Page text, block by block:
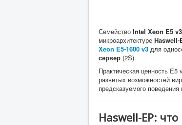
Семейство Intel Xeon E5 v3
микроархитектуре Haswell-
Xeon E5-1600 v3 для
сервер (2S).
Практическая ценность
развитых возможностей
предсказуемого
Haswell-EP: